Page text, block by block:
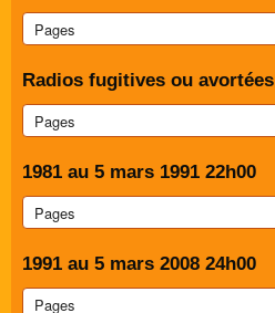
Radios fugitives ou avortées
1981 au 5 mars 1991 22h00
1991 au 5 mars 2008 24h00